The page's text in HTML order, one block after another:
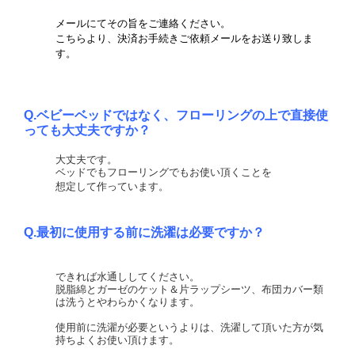
メールにてその旨をご連絡ください。
こちらより、決済お手続きご依頼メールをお送り致しま
す。
Q.ベビーベッドではなく、フローリングの上で直接使
っても大丈夫ですか？
大丈夫です。
ベッドでもフローリングでもお使い頂くことを
想定して作っています。
Q.最初に使用する前に洗濯は必要ですか？
できれば水通ししてください。
脱脂綿とガーゼのケット＆片ラップシーツ、布団カバー類
は洗うとやわらかくなります。
使用前に洗濯が必要というよりは、洗濯して頂いた方が気
持ちよくお使い頂けます。